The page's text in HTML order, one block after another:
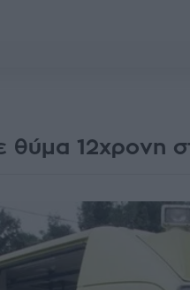
θύμα 12χρονη